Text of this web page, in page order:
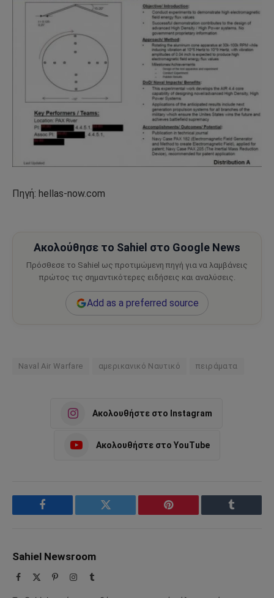
Πηγή: hellas-now.com
Ακολούθησε το Sahiel στο Google News
Πρόσθεσε το Sahiel ως προτιμώμενη πηγή για να λαμβάνεις
πρώτος τις σημαντικότερες ειδήσεις και αναλύσεις.
Add as a preferred source
Naval Air Warfare αμερικανικό Ναυτικό πειράματα
Ακολουθήστε στο Instagram
Ακολουθήστε στο YouTube
Facebook Twitter Pinterest Tumblr
Sahiel Newsroom
Facebook PinterestInstagram
Tumblr